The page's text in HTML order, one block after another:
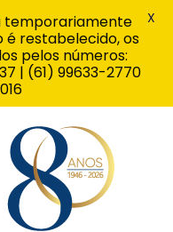
temporariamente
é restabelecido, os
pelos números:
| (61) 99633-2770
X